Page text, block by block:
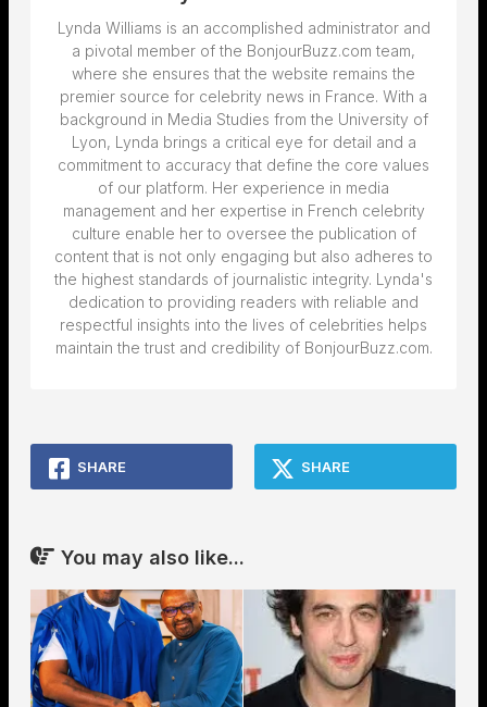
Lynda Williams is an accomplished administrator and
a pivotal member of the BonjourBuzz.com team,
where she ensures that the website remains the
premier source for celebrity news in France. With a
background in Media Studies from the University of
Lyon, Lynda brings a critical eye for detail and a
commitment to accuracy that define the core values
of our platform. Her experience in media
management and her expertise in French celebrity
culture enable her to oversee the publication of
content that is not only engaging but also adheres to
the highest standards of journalistic integrity. Lynda's
dedication to providing readers with reliable and
respectful insights into the lives of celebrities helps
maintain the trust and credibility of BonjourBuzz.com.
SHARE SHARE
You may also like...